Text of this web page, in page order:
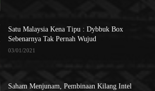
Satu Malaysia Kena Tipu : Dybbuk Box
Sebenarnya Tak Pernah Wujud
03/01/2021
Saham Menjunam, Pembinaan Kilang Intel